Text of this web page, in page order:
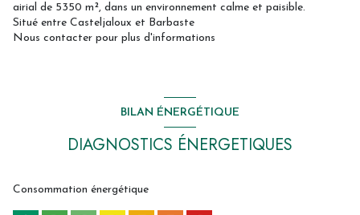
airial de 5350 m², dans un environnement calme et paisible.
Situé entre Casteljaloux et Barbaste
Nous contacter pour plus d'informations
BILAN ÉNERGÉTIQUE
DIAGNOSTICS ÉNERGETIQUES
Consommation énergétique